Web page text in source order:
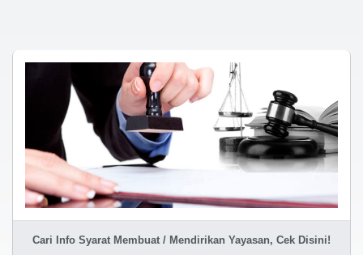
Cari Info Syarat Membuat / Mendirikan Yayasan, Cek Disini!